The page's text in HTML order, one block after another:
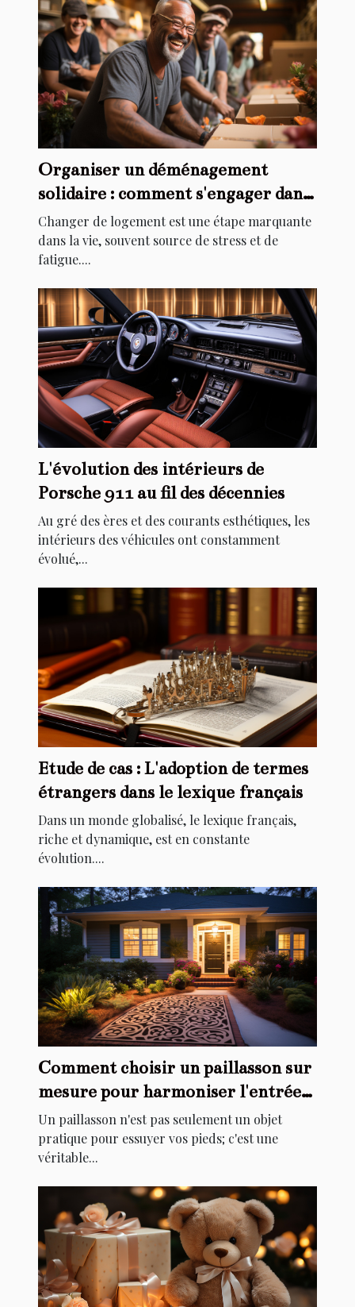
Organiser un déménagement
solidaire : comment s'engager dans
l'aide au relogement
Changer de logement est une étape marquante
dans la vie, souvent source de stress et de
fatigue....
L'évolution des intérieurs de
Porsche 911 au fil des décennies
Au gré des ères et des courants esthétiques, les
intérieurs des véhicules ont constamment
évolué,...
Etude de cas : L'adoption de termes
étrangers dans le lexique français
Dans un monde globalisé, le lexique français,
riche et dynamique, est en constante
évolution....
Comment choisir un paillasson sur
mesure pour harmoniser l'entrée
de votre maison
Un paillasson n'est pas seulement un objet
pratique pour essuyer vos pieds; c'est une
véritable...